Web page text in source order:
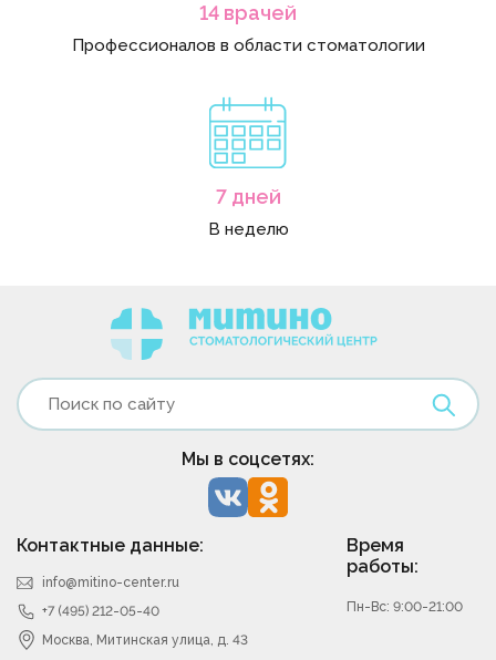
14 врачей
Профессионалов в области стоматологии
7 дней
В неделю
Контактные данные:
info@mitino-center.ru
+7 (495) 212-05-40
Москва, Митинская улица, д. 43
Время
работы:
Пн-Вс: 9:00-21:00
Мы в соцсетях: